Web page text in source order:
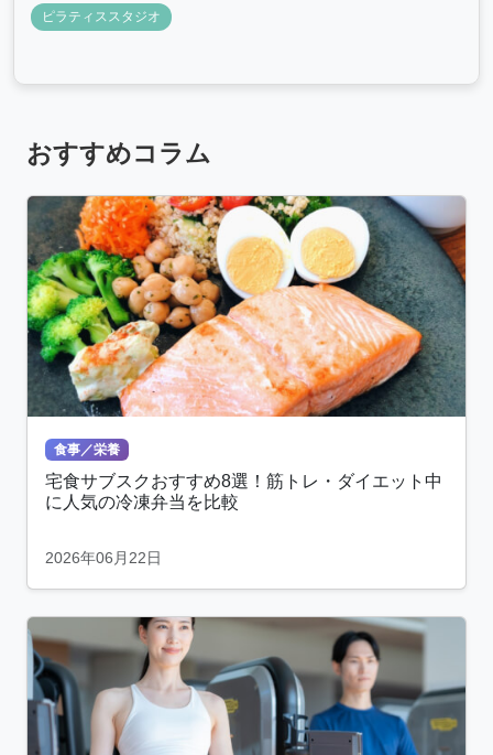
ピラティススタジオ
おすすめコラム
食事／栄養
宅食サブスクおすすめ8選！筋トレ・ダイエット中
に人気の冷凍弁当を比較
2026年06月22日